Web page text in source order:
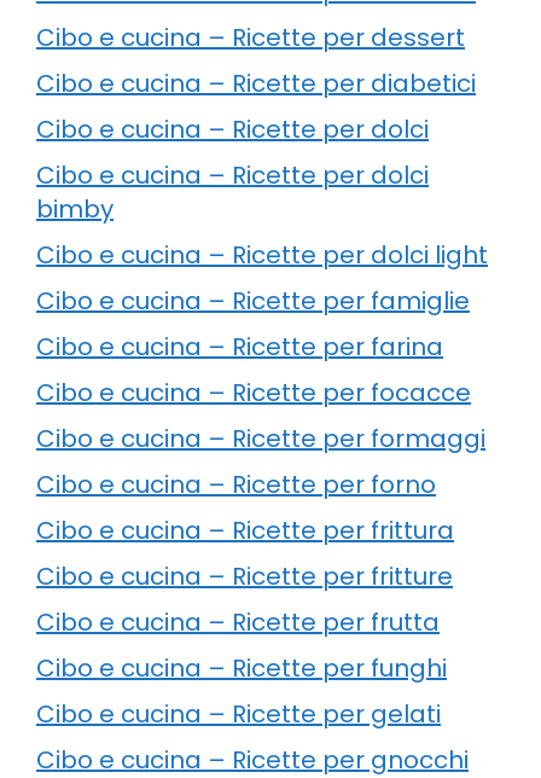
Cibo e cucina – Ricette per dessert
Cibo e cucina – Ricette per diabetici
Cibo e cucina – Ricette per dolci
Cibo e cucina – Ricette per dolci
bimby
Cibo e cucina – Ricette per dolci light
Cibo e cucina – Ricette per famiglie
Cibo e cucina – Ricette per farina
Cibo e cucina – Ricette per focacce
Cibo e cucina – Ricette per formaggi
Cibo e cucina – Ricette per forno
Cibo e cucina – Ricette per frittura
Cibo e cucina – Ricette per fritture
Cibo e cucina – Ricette per frutta
Cibo e cucina – Ricette per funghi
Cibo e cucina – Ricette per gelati
Cibo e cucina – Ricette per gnocchi